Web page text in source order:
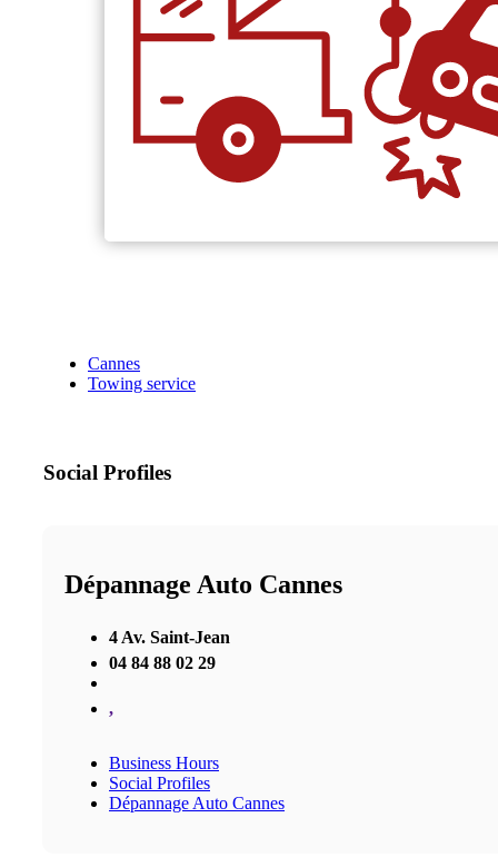
Cannes
Towing service
Social Profiles
Dépannage Auto Cannes
4 Av. Saint-Jean
04 84 88 02 29
,
Business Hours
Social Profiles
Dépannage Auto Cannes